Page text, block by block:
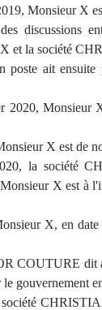
Monsieur X
discussions
X et la société
poste ait
2020, Monsieur
X est de
la société
X est à
X, en
COUTURE dit
gouvernement
société